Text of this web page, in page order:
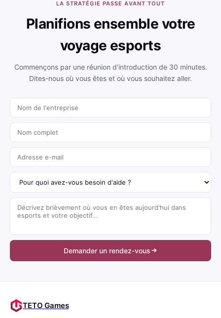
LA STRATÉGIE PASSE AVANT TOUT
Planifions ensemble votre
voyage esports
Commençons par une réunion d'introduction de 30 minutes.
Dites-nous où vous êtes et où vous souhaitez aller.
Demander un rendez-vous
TETO Games